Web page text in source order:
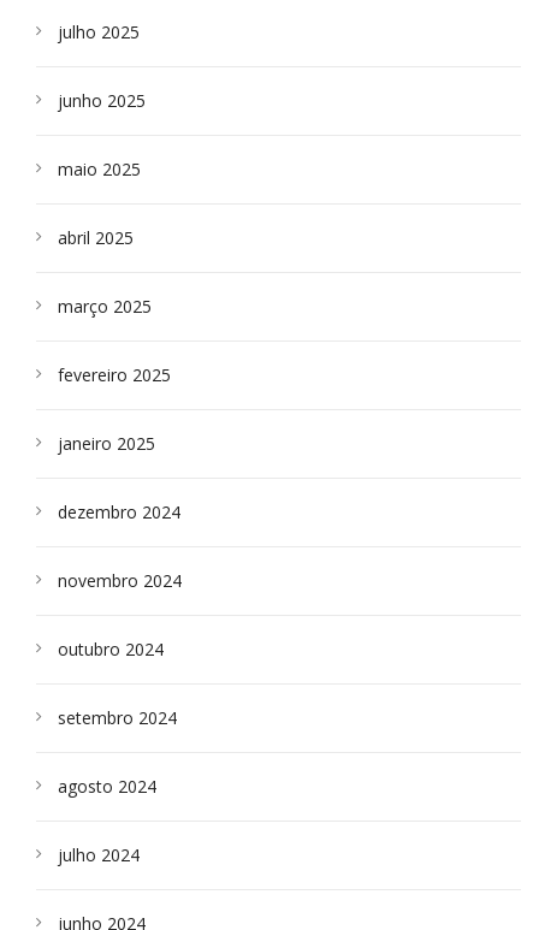
julho 2025
junho 2025
maio 2025
abril 2025
março 2025
fevereiro 2025
janeiro 2025
dezembro 2024
novembro 2024
outubro 2024
setembro 2024
agosto 2024
julho 2024
junho 2024